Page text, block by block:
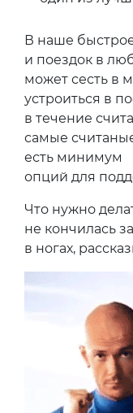
В наше
и поездок в
может сесть в
устроиться в
в течение
самые
есть минимум
опций для
Что нужно
не кончилась
в ногах,